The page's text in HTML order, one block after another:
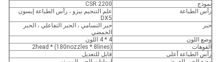
نموذج
CSR 2200
رأس الطباعة
علم التنجيم بيزو ، رأس الطباعة إبسون
DX5
حبر
حبر التسامي ، الحبر التفاعلي ، الحبر
الحمضي
وضع اللون
4 * 4 اللون
الفوهات
(180nozzles * 8lines) * 2head
رأس الطباعة أعلى
قابل للتعديل